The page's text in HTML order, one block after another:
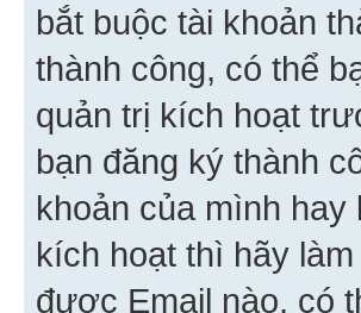
bắt buộc tài khoản
thành công, có thể
quản trị kích hoạt
bạn đăng ký thành
khoản của mình
kích hoạt thì hãy
được Email nào, có